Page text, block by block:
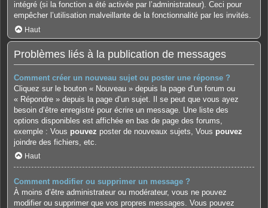
intégré (si la fonction a été activée par l’administrateur). Ceci pour
empêcher l’utilisation malveillante de la fonctionnalité par les invités.
Haut
Problèmes liés à la publication de messages
Comment créer un nouveau sujet ou poster une réponse ?
Cliquez sur le bouton « Nouveau » depuis la page d’un forum ou
« Répondre » depuis la page d’un sujet. Il se peut que vous ayez
besoin d’être enregistré pour écrire un message. Une liste des
options disponibles est affichée en bas de page des forums,
exemple : Vous pouvez poster de nouveaux sujets, Vous pouvez
joindre des fichiers, etc.
Haut
Comment modifier ou supprimer un message ?
À moins d’être administrateur ou modérateur, vous ne pouvez
modifier ou supprimer que vos propres messages. Vous pouvez